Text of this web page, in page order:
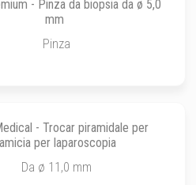
- Pinza da biopsia da ø 5,0
mm
Pinza
- Trocar piramidale per
per laparoscopia
Da ø 11,0 mm